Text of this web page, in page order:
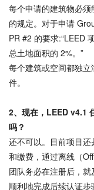
每个申请的建筑物必须
的规定。对于申请
PR #2 的要求:“LEED
总土地面积的 2%。”
每个建筑或空间都独
件。
2、 现在，LEED v4.1
吗？
还不可以。目前项目
和缴费，通过离线（
团队务必在注册后，
顺利地完成后续认证步